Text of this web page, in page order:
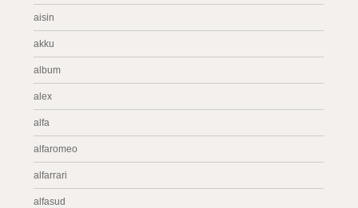
aisin
akku
album
alex
alfa
alfaromeo
alfarrari
alfasud